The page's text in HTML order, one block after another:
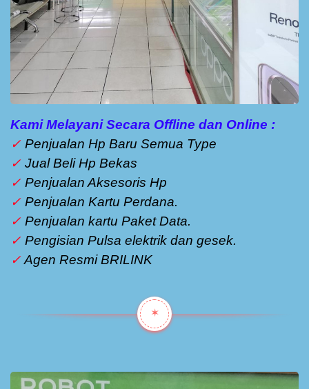
Kami Melayani Secara Offline dan Online :
✓ Penjualan Hp Baru Semua Type
✓ Jual Beli Hp Bekas
✓ Penjualan Aksesoris Hp
✓ Penjualan Kartu Perdana.
✓ Penjualan kartu Paket Data.
✓ Pengisian Pulsa elektrik dan gesek.
✓Agen Resmi BRILINK
✶